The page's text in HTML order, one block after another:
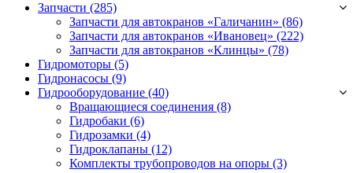
Запчасти (285)
Запчасти для автокранов «Галичанин» (86)
Запчасти для автокранов «Ивановец» (222)
Запчасти для автокранов «Клинцы» (78)
Гидромоторы (5)
Гидронасосы (9)
Гидрооборудование (40)
Вращающиеся соединения (8)
Гидробаки (6)
Гидрозамки (4)
Гидроклапаны (12)
Комплекты трубопроводов на опоры (3)